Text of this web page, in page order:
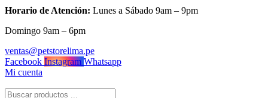
Horario de Atención: Lunes a Sábado 9am – 9pm
Domingo 9am – 6pm
ventas@petstorelima.pe
Facebook Instagram Whatsapp
Mi cuenta